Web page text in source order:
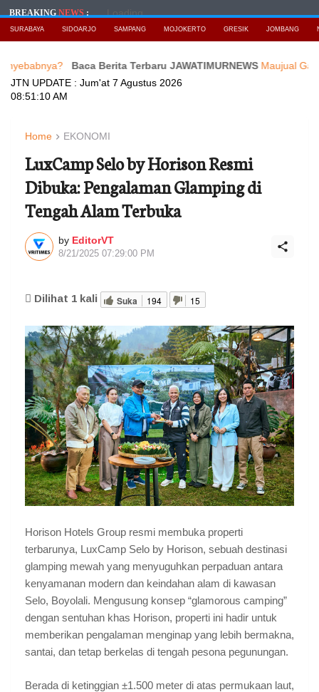
BREAKINGNEWS: Loading...
SURABAYA SIDOARJO SAMPANG MOJOKERTO GRESIK JOMBANG
Baca Berita Terbaru JAWATIMURNEWS Maujual Gandeng
JTN UPDATE : Jum'at 7 Agustus 2026
08:51:12 AM
Home EKONOMI
LuxCamp Selo by Horison Resmi
Dibuka: Pengalaman Glamping di
Tengah Alam Terbuka
by EditorVT
8/21/2025 07:29:00 PM
Dilihat 1 kali Suka 194 15
Horison Hotels Group resmi membuka properti
terbarunya, LuxCamp Selo by Horison, sebuah destinasi
glamping mewah yang menyuguhkan perpaduan antara
kenyamanan modern dan keindahan alam di kawasan
Selo, Boyolali. Mengusung konsep “glamorous camping”
dengan sentuhan khas Horison, properti ini hadir untuk
memberikan pengalaman menginap yang lebih bermakna,
santai, dan tetap berkelas di tengah pesona pegunungan.
Berada di ketinggian ±1.500 meter di atas permukaan laut,